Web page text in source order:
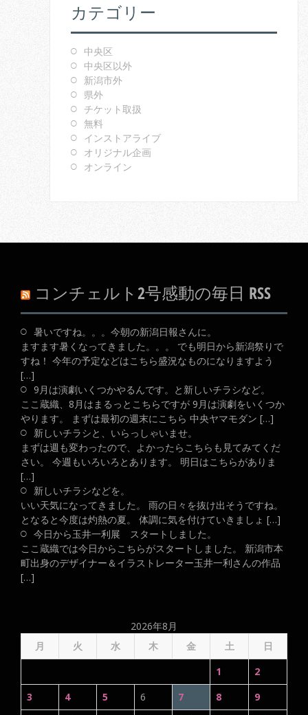
カテゴリー
中央区
中央区以外
新潟市外
県外
チケット取扱
無料
インストアライブ
オリジナル企画
オンライン
コンチェルト2号感動の毎日 RSS
暑いですね。。。今朝の新潟日報さんに。
ますます暑くなってきました。。。 でも明日から新潟祭りで
すね！ 今年の予定などはこちら盛況なものになりますよう
[…]
9月は演劇いくつかやるんです。と新しいチラシなど。
ここ蔵織、8月はまるっとこちらですが 9月は演劇をいくつか
やります。 まずは最初の週末にこちら 中央ヤマモダン […]
新しいチラシと、いらっしゃいませ。
まずは週も変わったので、よかったらこちらも見てみてくだ
さい。 今週もいろいろとあります。 明日はこちらがありま
[…]
新しいチラシなどを。
いい天気になってきました。 雨の日々を抜け出そうですね。
となると今度は灼熱の夏。 体調に気を付けていきましょ […]
今日から玉井一利展 スタートしました。
ここ蔵織では今日からこちらがスタートしました。 新潟市本
町出身のデザイナー＆イラストレーター玉井一利さんの作品
[…]
2026年8月
月
火 水 木 金 土 日
1
2
3
4 5 6 7 8
9